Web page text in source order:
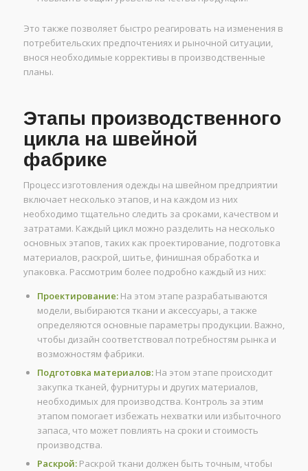
Это также позволяет быстро реагировать на изменения в
потребительских предпочтениях и рыночной ситуации,
внося необходимые коррективы в производственные
планы.
Этапы производственного
цикла на швейной
фабрике
Процесс изготовления одежды на швейном предприятии
включает несколько этапов, и на каждом из них
необходимо тщательно следить за сроками, качеством и
затратами. Каждый цикл можно разделить на несколько
основных этапов, таких как проектирование, подготовка
материалов, раскрой, шитье, финишная обработка и
упаковка. Рассмотрим более подробно каждый из них:
Проектирование:На этом этапе разрабатываются
модели, выбираются ткани и аксессуары, а также
определяются основные параметры продукции. Важно,
чтобы дизайн соответствовал потребностям рынка и
возможностям фабрики.
Подготовка материалов:На этом этапе происходит
закупка тканей, фурнитуры и других материалов,
необходимых для производства. Контроль за этим
этапом помогает избежать нехватки или избыточного
запаса, что может повлиять на сроки и стоимость
производства.
Раскрой:Раскрой ткани должен быть точным, чтобы